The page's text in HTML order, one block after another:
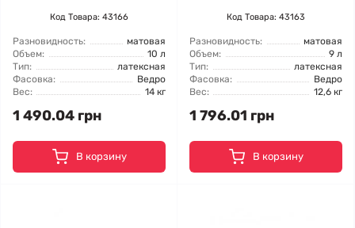
Код Товара: 43166
Разновидность:
матовая
Объем:
10 л
Тип:
латексная
Фасовка:
Ведро
Вес:
14 кг
1 490.04 грн
В корзину
Код Товара: 43163
Разновидность:
матовая
Объем:
9 л
Тип:
латексная
Фасовка:
Ведро
Вес:
12,6 кг
1 796.01 грн
В корзину